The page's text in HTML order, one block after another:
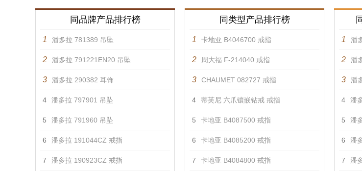
同品牌产品排行榜
1 潘多拉 781389 吊坠
2 潘多拉 791221EN20 吊坠
3 潘多拉 290382 耳饰
4 潘多拉 797901 吊坠
5 潘多拉 791960 吊坠
6 潘多拉 191044CZ 戒指
7 潘多拉 190923CZ 戒指
同类型产品排行榜
1 卡地亚 B4046700 戒指
2 周大福 F-214040 戒指
3 CHAUMET 082727 戒指
4 蒂芙尼 六爪镶嵌钻戒 戒指
5 卡地亚 B4087500 戒指
6 卡地亚 B4085200 戒指
7 卡地亚 B4084800 戒指
1 潘
2 潘
3 潘
4 潘
5 潘
6 潘
7 潘